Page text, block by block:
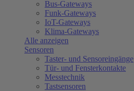
Bus-Gateways
Funk-Gateways
IoT-Gateways
Klima-Gateways
Alle anzeigen
Sensoren
Taster- und Sensoreingänge
Tür- und Fensterkontakte
Messtechnik
Tastsensoren